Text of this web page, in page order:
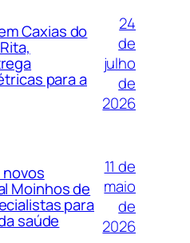
Caxias do
para a
24
de
julho
de
2026
novos
Moinhos de
para
saúde
11 de
maio
de
2026